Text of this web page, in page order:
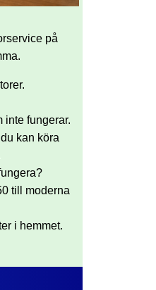
på
inte fungerar.
kan köra
till moderna
i hemmet.